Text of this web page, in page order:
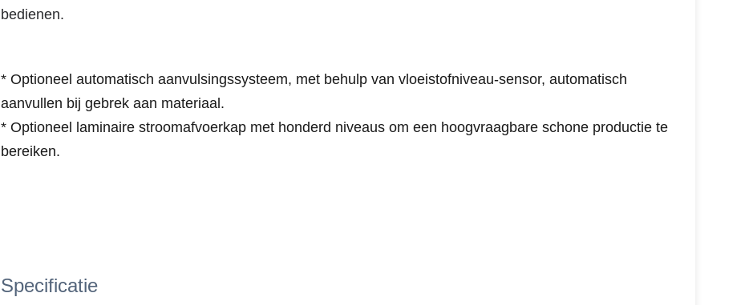
bedienen.
* Optioneel automatisch aanvulsingssysteem, met behulp van vloeistofniveau-sensor, automatisch
aanvullen bij gebrek aan materiaal.
* Optioneel laminaire stroomafvoerkap met honderd niveaus om een hoogvraagbare schone productie te
bereiken.
Specificatie